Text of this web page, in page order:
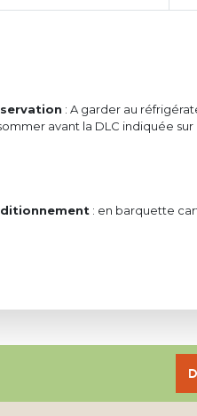
: A garder au
avant la DLC indiquée sur
: en barquette